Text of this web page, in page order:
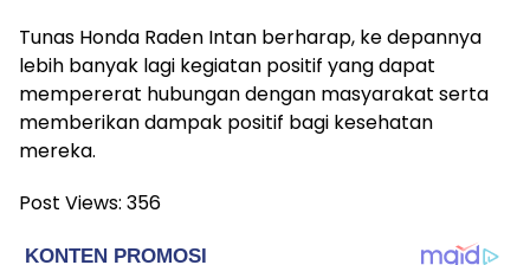
Tunas Honda Raden Intan berharap, ke depannya
lebih banyak lagi kegiatan positif yang dapat
mempererat hubungan dengan masyarakat serta
memberikan dampak positif bagi kesehatan
mereka.
Post Views: 356